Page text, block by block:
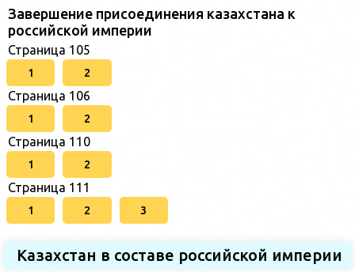
Завершение присоединения казахстана к
российской империи
Страница 105
1 2
Страница 106
1 2
Страница 110
1 2
Страница 111
1 2 3
Казахстан в составе российской империи